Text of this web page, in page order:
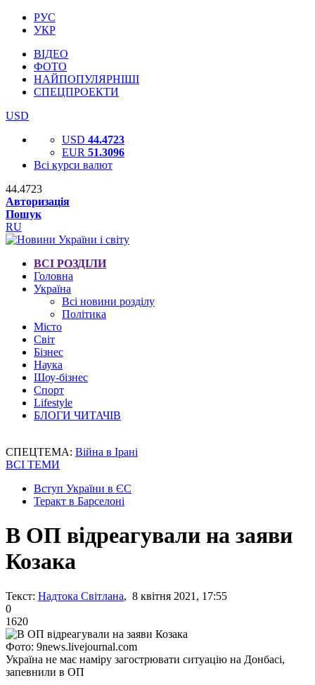
РУС
УКР
ВІДЕО
ФОТО
НАЙПОПУЛЯРНІШІ
СПЕЦПРОЕКТИ
USD
USD 44.4723
EUR 51.3096
Всі курси валют
44.4723
Авторизація
Пошук
RU
ВСІ РОЗДІЛИ
Головна
Україна
Всі новини розділу
Політика
Місто
Світ
Бізнес
Наука
Шоу-бізнес
Спорт
Lifestyle
БЛОГИ ЧИТАЧІВ
СПЕЦТЕМА: Війна в Ірані
ВСІ ТЕМИ
Вступ України в ЄС
Теракт в Барселоні
В ОП відреагували на заяви
Козака
Текст: Надтока Світлана, 8 квітня 2021, 17:55
0
1620
Фото: 9news.livejournal.com
Україна не має наміру загострювати ситуацію на Донбасі,
запевнили в ОП